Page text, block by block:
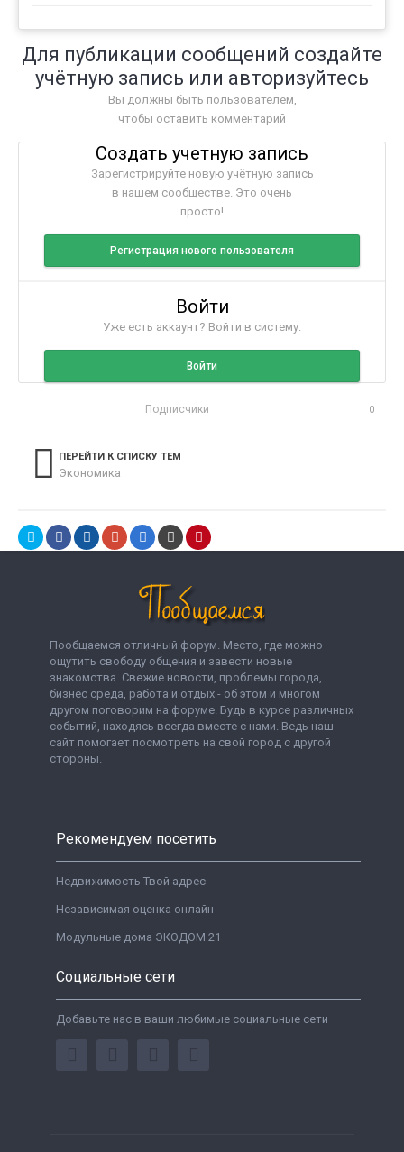
Для публикации сообщений создайте
учётную запись или авторизуйтесь
Вы должны быть пользователем,
чтобы оставить комментарий
Создать учетную запись
Зарегистрируйте новую учётную запись
в нашем сообществе. Это очень
просто!
Регистрация нового пользователя
Войти
Уже есть аккаунт? Войти в систему.
Войти
Подписчики 0
ПЕРЕЙТИ К СПИСКУ ТЕМ
Экономика
Пообщаемся отличный форум. Место, где можно
ощутить свободу общения и завести новые
знакомства. Свежие новости, проблемы города,
бизнес среда, работа и отдых - об этом и многом
другом поговорим на форуме. Будь в курсе различных
событий, находясь всегда вместе с нами. Ведь наш
сайт помогает посмотреть на свой город с другой
стороны.
Рекомендуем посетить
Недвижимость Твой адрес
Независимая оценка онлайн
Модульные дома ЭКОДОМ 21
Социальные сети
Добавьте нас в ваши любимые социальные сети